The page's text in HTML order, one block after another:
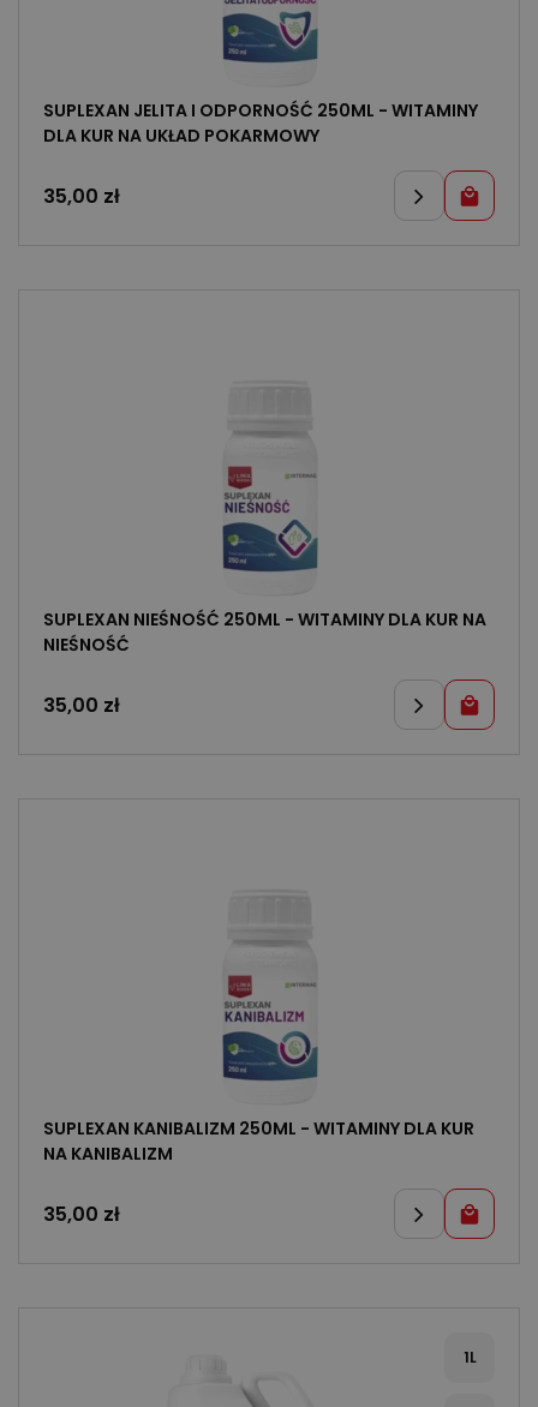
SUPLEXAN JELITA I ODPORNOŚĆ 250ML - WITAMINY
DLA KUR NA UKŁAD POKARMOWY
35,00 zł
SUPLEXAN NIEŚNOŚĆ 250ML - WITAMINY DLA KUR NA
NIEŚNOŚĆ
35,00 zł
SUPLEXAN KANIBALIZM 250ML - WITAMINY DLA KUR
NA KANIBALIZM
35,00 zł
1L